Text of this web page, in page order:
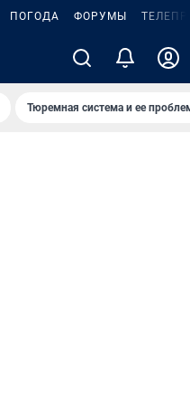
ПОГОДА ФОРУМЫ
Тюремная система и ее